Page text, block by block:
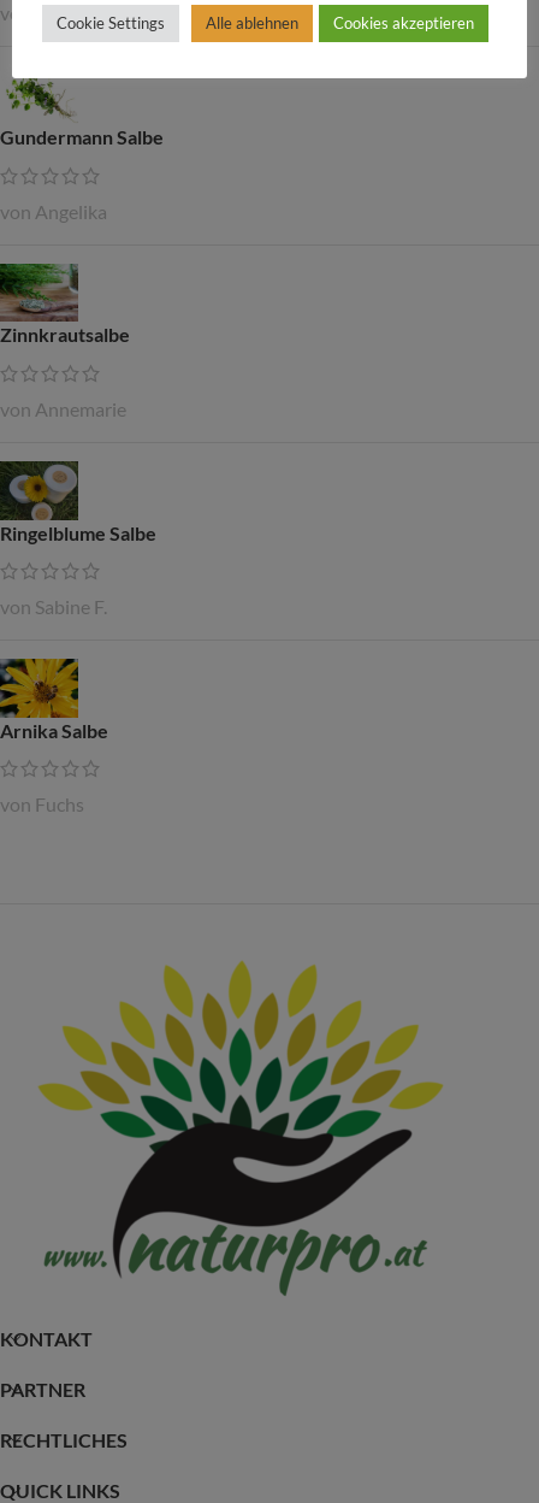
von Georg
Gundermann Salbe
von Angelika
Zinnkrautsalbe
von Annemarie
Ringelblume Salbe
von Sabine F.
Arnika Salbe
von Fuchs
KONTAKT
PARTNER
RECHTLICHES
QUICK LINKS
Cookie Settings Alle ablehnen Cookies akzeptieren